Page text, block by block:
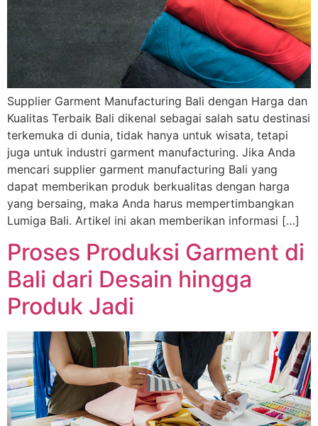
Supplier Garment Manufacturing Bali dengan Harga dan
Kualitas Terbaik Bali dikenal sebagai salah satu destinasi
terkemuka di dunia, tidak hanya untuk wisata, tetapi
juga untuk industri garment manufacturing. Jika Anda
mencari supplier garment manufacturing Bali yang
dapat memberikan produk berkualitas dengan harga
yang bersaing, maka Anda harus mempertimbangkan
Lumiga Bali. Artikel ini akan memberikan informasi […]
Proses Produksi Garment di
Bali dari Desain hingga
Produk Jadi